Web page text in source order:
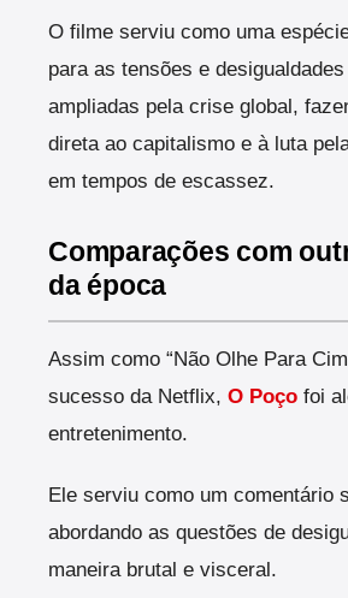
O filme serviu como uma
para as tensões e
ampliadas pela crise global,
direta ao capitalismo e à luta
em tempos de escassez.
Comparações com
da época
Assim como “Não Olhe Para
sucesso da Netflix, O Poço foi
entretenimento.
Ele serviu como um comentário
abordando as questões de
maneira brutal e visceral.